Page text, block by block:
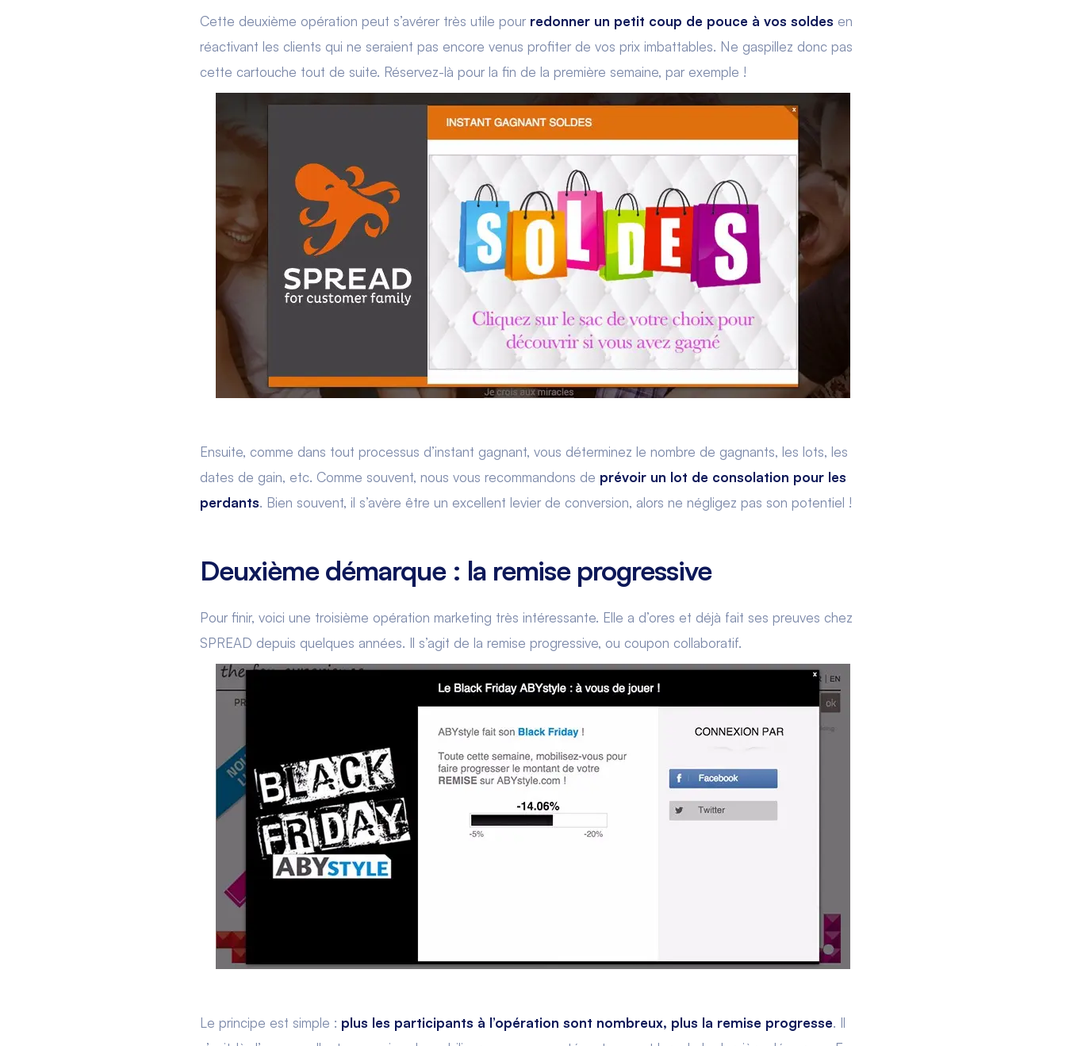
Cette deuxième opération peut s’avérer très utile pour redonner un petit coup de pouce à vos soldes en
réactivant les clients qui ne seraient pas encore venus profiter de vos prix imbattables. Ne gaspillez donc pas
cette cartouche tout de suite. Réservez-là pour la fin de la première semaine, par exemple !
Ensuite, comme dans tout processus d’instant gagnant, vous déterminez le nombre de gagnants, les lots, les
dates de gain, etc. Comme souvent, nous vous recommandons de prévoir un lot de consolation pour les
perdants. Bien souvent, il s’avère être un excellent levier de conversion, alors ne négligez pas son potentiel !
Deuxième démarque : la remise progressive
Pour finir, voici une troisième opération marketing très intéressante. Elle a d’ores et déjà fait ses preuves chez
SPREAD depuis quelques années. Il s’agit de la remise progressive, ou coupon collaboratif.
Le principe est simple : plus les participants à l’opération sont nombreux, plus la remise progresse. Il